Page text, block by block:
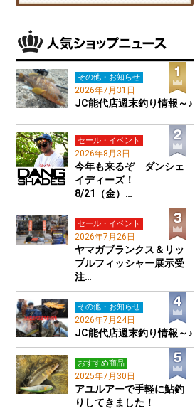
その他・お知らせ
2026年7月31日
JC能代店週末釣り情報～♪
セール・イベント
2026年8月3日
今年も来るぞ ダンシェ
イディーズ！
8/21（金）…
セール・イベント
2026年7月26日
ヤマガブランクス＆リッ
プルフィッシャー展示受
注…
その他・お知らせ
2026年7月24日
JC能代店週末釣り情報～♪
おすすめ商品
2025年7月30日
アユルアーで手軽に鮎釣
りしてきました！